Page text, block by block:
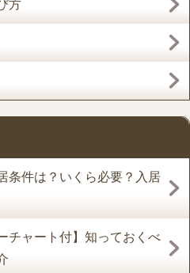
方
条件は？いくら必要？入居
チャート付】知っておくべ